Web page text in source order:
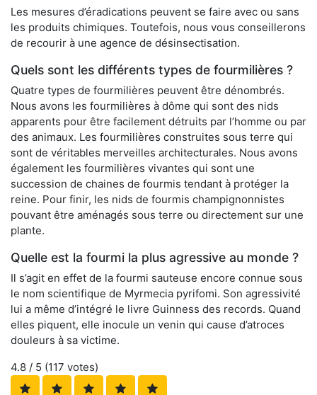
Les mesures d’éradications peuvent se faire avec ou sans
les produits chimiques. Toutefois, nous vous conseillerons
de recourir à une agence de désinsectisation.
Quels sont les différents types de fourmilières ?
Quatre types de fourmilières peuvent être dénombrés.
Nous avons les fourmilières à dôme qui sont des nids
apparents pour être facilement détruits par l’homme ou par
des animaux. Les fourmilières construites sous terre qui
sont de véritables merveilles architecturales. Nous avons
également les fourmilières vivantes qui sont une
succession de chaines de fourmis tendant à protéger la
reine. Pour finir, les nids de fourmis champignonnistes
pouvant être aménagés sous terre ou directement sur une
plante.
Quelle est la fourmi la plus agressive au monde ?
Il s’agit en effet de la fourmi sauteuse encore connue sous
le nom scientifique de Myrmecia pyrifomi. Son agressivité
lui a même d’intégré le livre Guinness des records. Quand
elles piquent, elle inocule un venin qui cause d’atroces
douleurs à sa victime.
4.8 / 5 (117 votes)